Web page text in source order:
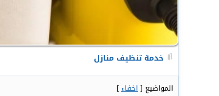
خدمة تنظيف منازل
المواضيع [اخفاء]